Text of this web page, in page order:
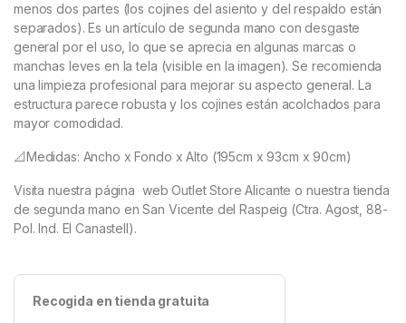
menos dos partes (los cojines del asiento y del respaldo están
separados). Es un artículo de segunda mano con desgaste
general por el uso, lo que se aprecia en algunas marcas o
manchas leves en la tela (visible en la imagen). Se recomienda
una limpieza profesional para mejorar su aspecto general. La
estructura parece robusta y los cojines están acolchados para
mayor comodidad.
📐Medidas: Ancho x Fondo x Alto (195cm x 93cm x 90cm)
Visita nuestra página web Outlet Store Alicante o nuestra tienda
de segunda mano en San Vicente del Raspeig (Ctra. Agost, 88-
Pol. Ind. El Canastell).
Recogida en tienda gratuita